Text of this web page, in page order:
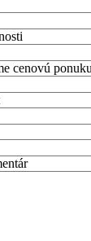
cenovú ponuku